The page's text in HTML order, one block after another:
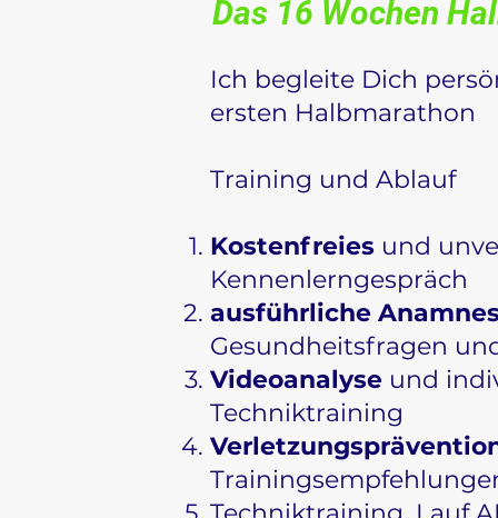
Das 16 Wochen
Ich begleite Dich
ersten Halbmarathon
Training und Ablauf
Kostenfreies und
Kennenlerngespräch
ausführliche
Gesundheitsfragen
Videoanalyse und
Techniktraining